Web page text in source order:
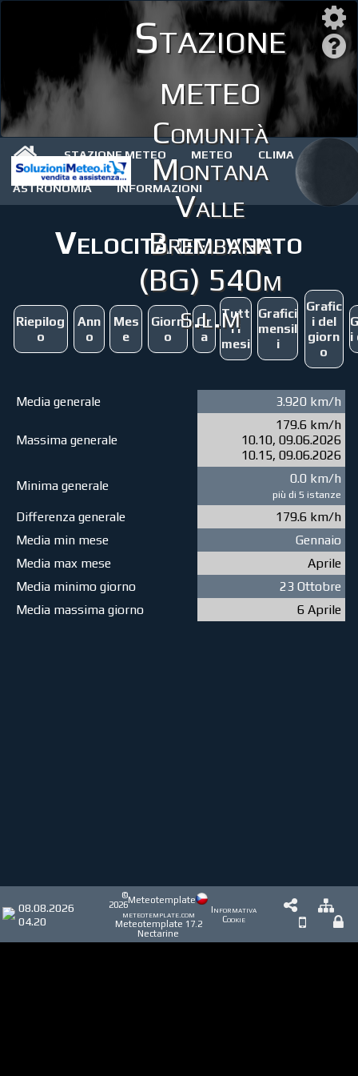
Stazione
meteo
Comunità
Montana
Valle
Brembana
(BG) 540m
s.l.m
STAZIONE METEO METEO CLIMA
ASTRONOMIA INFORMAZIONI
Velocità del vento
Riepilog
o
Ann
o
Mes
e
Giorn
o
Or
a
Tutt
i i
mesi
Grafici
mensil
i
Grafic
i del
giorn
o
i
Media generale 3.920 km/h
Massima generale
179.6 km/h
10.10, 09.06.2026
10.15, 09.06.2026
Minima generale
0.0 km/h
più di 5 istanze
Differenza generale
179.6 km/h
Media min mese
Gennaio
Media max mese
Aprile
Media minimo giorno
23 Ottobre
Media massima giorno
6 Aprile
08.08.2026
04.20
©
2026Meteotemplate
meteotemplate.com
Meteotemplate 17.2
Nectarine
Informativa
Cookie